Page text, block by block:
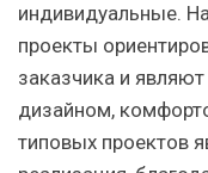
индивидуальные.
проекты
заказчика и
дизайном,
типовых проектов